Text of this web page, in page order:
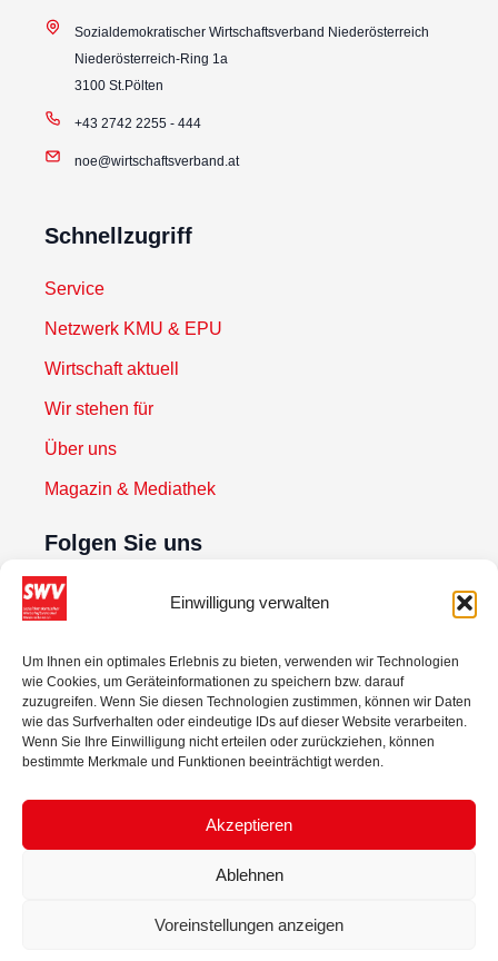
Einwilligung verwalten
Um Ihnen ein optimales Erlebnis zu bieten, verwenden wir Technologien
wie Cookies, um Geräteinformationen zu speichern bzw. darauf
zuzugreifen. Wenn Sie diesen Technologien zustimmen, können wir Daten
wie das Surfverhalten oder eindeutige IDs auf dieser Website verarbeiten.
Wenn Sie Ihre Einwilligung nicht erteilen oder zurückziehen, können
bestimmte Merkmale und Funktionen beeinträchtigt werden.
Akzeptieren
Ablehnen
Voreinstellungen anzeigen
Sozialdemokratischer Wirtschaftsverband Niederösterreich
Niederösterreich-Ring 1a
3100 St.Pölten
+43 2742 2255 - 444
noe@wirtschaftsverband.at
Schnellzugriff
Service
Netzwerk KMU & EPU
Wirtschaft aktuell
Wir stehen für
Über uns
Magazin & Mediathek
Folgen Sie uns
Newsletter abonnieren
Zur Anmeldung
Alle Rechte vorbehalten.